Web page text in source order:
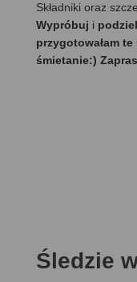
Składniki oraz
Wypróbuj i
przygotowałam
śmietanie:)
Śledzie